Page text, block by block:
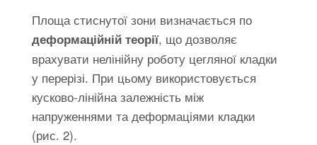
Площа стиснутої зони визначається по
деформаційній теорії, що дозволяє
врахувати нелінійну роботу цегляної кладки
у перерізі. При цьому використовується
кусково-лінійна залежність між
напруженнями та деформаціями кладки
(рис. 2).